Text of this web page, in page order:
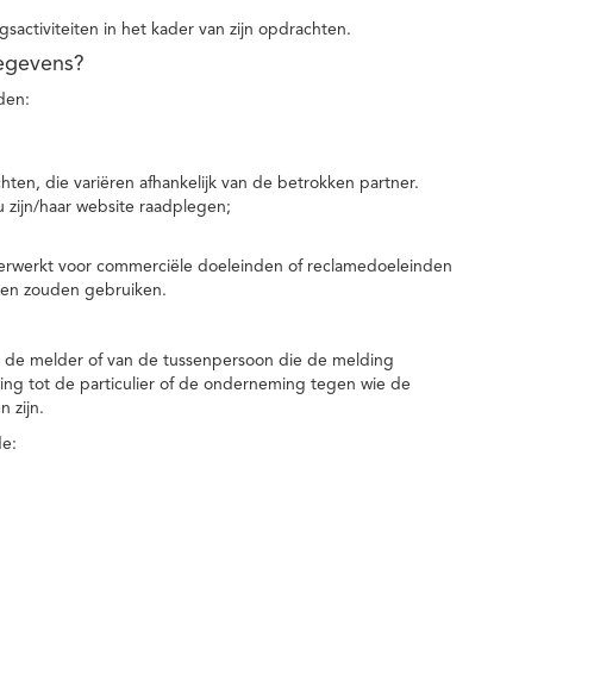
in het kader van zijn opdrachten.
die variëren afhankelijk van de betrokken partner.
haar website raadplegen;
voor commerciële doeleinden of reclamedoeleinden
zouden gebruiken.
melder of van de tussenpersoon die de melding
tot de particulier of de onderneming tegen wie de
zijn.